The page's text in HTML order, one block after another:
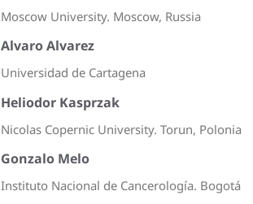
Moscow University. Moscow, Russia
Alvaro Alvarez
Universidad de Cartagena
Heliodor Kasprzak
Nicolas Copernic University. Torun, Polonia
Gonzalo Melo
Instituto Nacional de Cancerología. Bogotá